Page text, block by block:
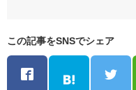
この記事をSNSでシェア